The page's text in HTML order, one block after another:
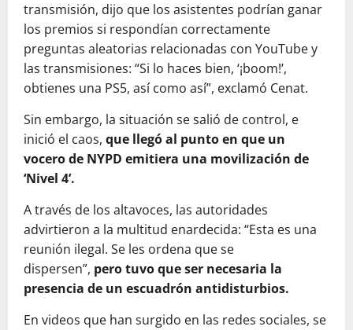
transmisión, dijo que los asistentes podrían ganar
los premios si respondían correctamente
preguntas aleatorias relacionadas con YouTube y
las transmisiones: “Si lo haces bien, ‘¡boom!’,
obtienes una PS5, así como así”, exclamó Cenat.
Sin embargo, la situación se salió de control, e
inició el caos, que llegó al punto en que un
vocero de NYPD emitiera una movilización de
‘Nivel 4’.
A través de los altavoces, las autoridades
advirtieron a la multitud enardecida: “Esta es una
reunión ilegal. Se les ordena que se
dispersen”, pero tuvo que ser necesaria la
presencia de un escuadrón antidisturbios.
En videos que han surgido en las redes sociales, se